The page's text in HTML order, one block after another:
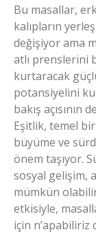
Bu masallar,
kalıpların
değişiyor ama
atlı prenslerini
kurtaracak
potansiyelini
bakış
Eşitlik, temel
büyüme ve
önem taşıyor.
sosyal gelişim,
mümkün olabilir.
etkisiyle,
için n’apabiliriz